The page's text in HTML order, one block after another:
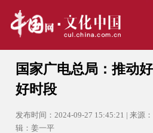
国家广电总局：推动
好时段
发布时间：2024-09-27 15:45:21 | 来源
辑：姜一平